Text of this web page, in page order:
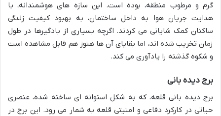
گرم و مرطوب منطقه، بوده است. این سازه های هوشمندانه، با
هدایت جریان هوا به داخل ساختمان، به بهبود کیفیت زندگی
ساکنان کمک شایانی می کردند. اگرچه بسیاری از بادگیرها در طول
زمان تخریب شده اند، اما بقایای آن ها هنوز هم قابل مشاهده است
و شکوه گذشته را یادآوری می کند.
برج دیده بانی
برج دیده بانی قلعه، که به شکل استوانه ای ساخته شده، عنصری
حیاتی در کارکرد دفاعی و امنیتی قلعه به شمار می رود. این برج در